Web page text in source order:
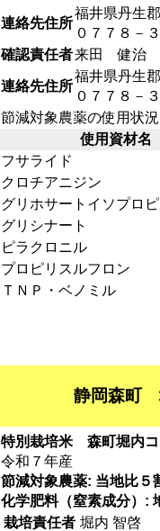
連絡先住所
福井県丹生
０７７８－
確認責任者来田 健治
連絡先住所
福井県丹生
０７７８－
節減対象農薬の使用状況
使用資材名
フサライド
クロチアニジン
グリホサートイソプロ
グリシナート
ピラクロニル
プロピリスルフロン
ＴＮＰ・ベノミル
静岡森町
特別栽培米 森町堀内コ
令和７年産
節減対象農薬: 当地比５
化学肥料（窒素成分）:
栽培責任者 堀内 智啓